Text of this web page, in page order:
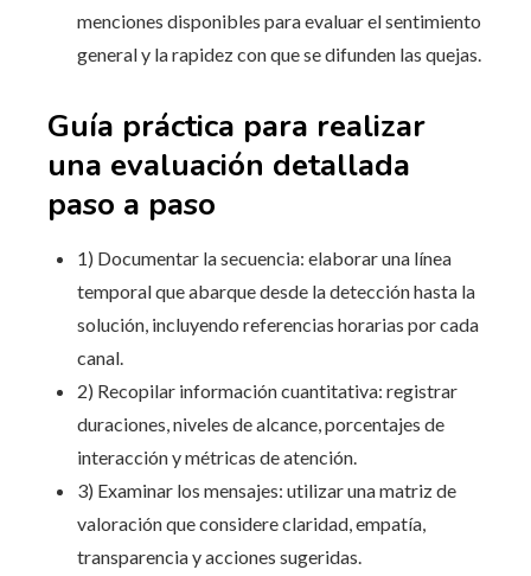
menciones disponibles para evaluar el sentimiento
general y la rapidez con que se difunden las quejas.
Guía práctica para realizar
una evaluación detallada
paso a paso
1) Documentar la secuencia: elaborar una línea
temporal que abarque desde la detección hasta la
solución, incluyendo referencias horarias por cada
canal.
2) Recopilar información cuantitativa: registrar
duraciones, niveles de alcance, porcentajes de
interacción y métricas de atención.
3) Examinar los mensajes: utilizar una matriz de
valoración que considere claridad, empatía,
transparencia y acciones sugeridas.